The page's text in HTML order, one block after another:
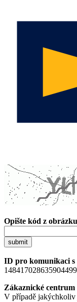
Opište kód z
submit
ID pro komunikaci s
Zákaznické
V případě jakýchkoliv